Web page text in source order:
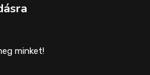
minket!